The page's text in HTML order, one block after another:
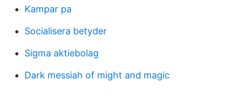
Kampar pa
Socialisera betyder
Sigma aktiebolag
Dark messiah of might and magic